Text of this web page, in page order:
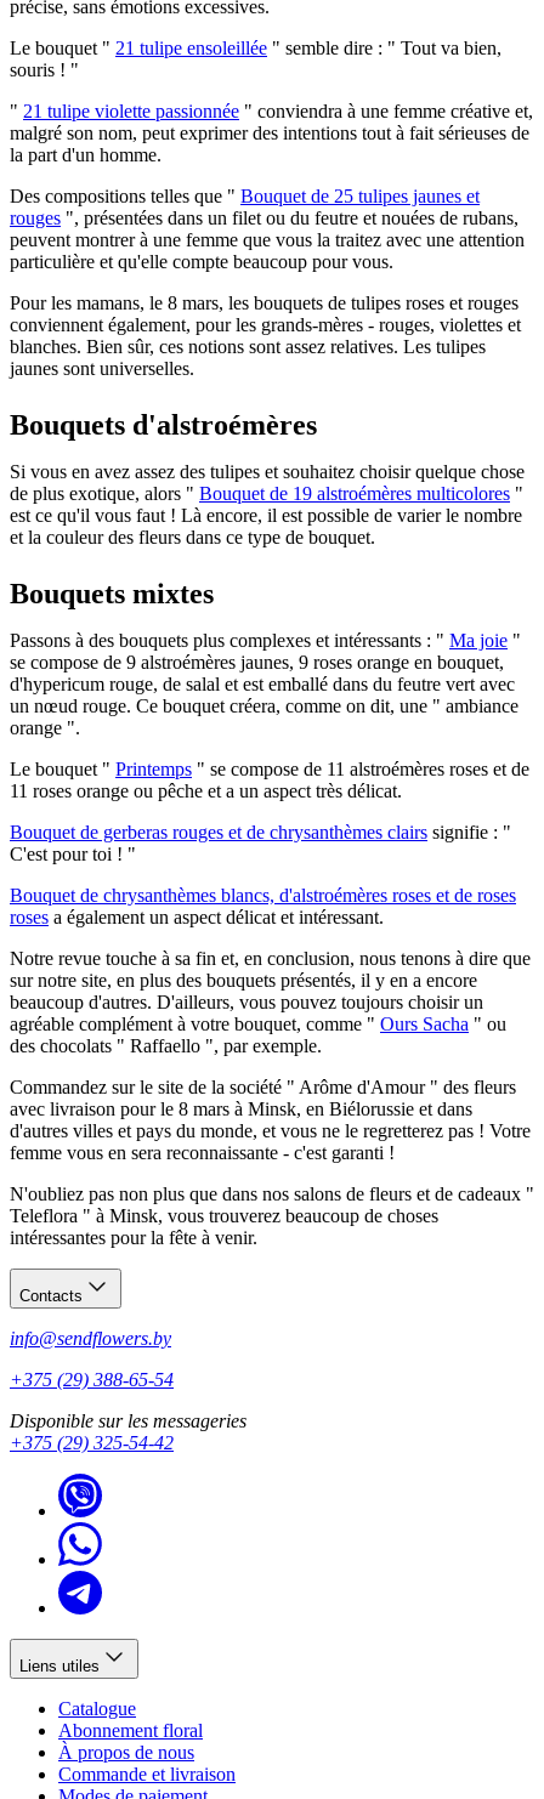
précise, sans émotions excessives.
Le bouquet " 21 tulipe ensoleillée " semble dire : " Tout va bien,
souris ! "
" 21 tulipe violette passionnée " conviendra à une femme créative et,
malgré son nom, peut exprimer des intentions tout à fait sérieuses de
la part d'un homme.
Des compositions telles que " Bouquet de 25 tulipes jaunes et
rouges ", présentées dans un filet ou du feutre et nouées de rubans,
peuvent montrer à une femme que vous la traitez avec une attention
particulière et qu'elle compte beaucoup pour vous.
Pour les mamans, le 8 mars, les bouquets de tulipes roses et rouges
conviennent également, pour les grands-mères - rouges, violettes et
blanches. Bien sûr, ces notions sont assez relatives. Les tulipes
jaunes sont universelles.
Bouquets d'alstroémères
Si vous en avez assez des tulipes et souhaitez choisir quelque chose
de plus exotique, alors " Bouquet de 19 alstroémères multicolores "
est ce qu'il vous faut ! Là encore, il est possible de varier le nombre
et la couleur des fleurs dans ce type de bouquet.
Bouquets mixtes
Passons à des bouquets plus complexes et intéressants : " Ma joie "
se compose de 9 alstroémères jaunes, 9 roses orange en bouquet,
d'hypericum rouge, de salal et est emballé dans du feutre vert avec
un nœud rouge. Ce bouquet créera, comme on dit, une " ambiance
orange ".
Le bouquet " Printemps " se compose de 11 alstroémères roses et de
11 roses orange ou pêche et a un aspect très délicat.
Bouquet de gerberas rouges et de chrysanthèmes clairs signifie : "
C'est pour toi ! "
Bouquet de chrysanthèmes blancs, d'alstroémères roses et de roses
roses a également un aspect délicat et intéressant.
Notre revue touche à sa fin et, en conclusion, nous tenons à dire que
sur notre site, en plus des bouquets présentés, il y en a encore
beaucoup d'autres. D'ailleurs, vous pouvez toujours choisir un
agréable complément à votre bouquet, comme " Ours Sacha " ou
des chocolats " Raffaello ", par exemple.
Commandez sur le site de la société " Arôme d'Amour " des fleurs
avec livraison pour le 8 mars à Minsk, en Biélorussie et dans
d'autres villes et pays du monde, et vous ne le regretterez pas ! Votre
femme vous en sera reconnaissante - c'est garanti !
N'oubliez pas non plus que dans nos salons de fleurs et de cadeaux "
Teleflora " à Minsk, vous trouverez beaucoup de choses
intéressantes pour la fête à venir.
Contacts
info@sendflowers.by
+375 (29) 388-65-54
Disponible sur les messageries
+375 (29) 325-54-42
Liens utiles
Catalogue
Abonnement floral
À propos de nous
Commande et livraison